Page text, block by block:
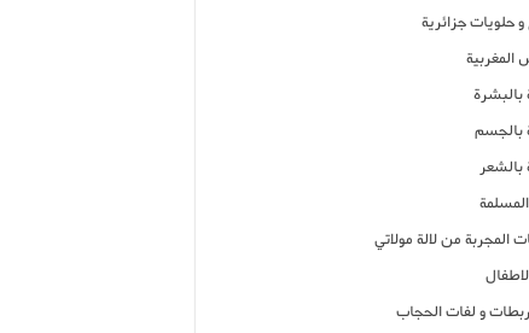
حلويات جزائرية
المغربية
بالبشرة
بالجسم
بالشعر
المجربة من لالة مولاتي
و لفات الحجاب